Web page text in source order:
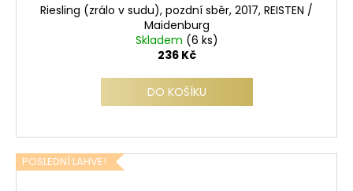
Riesling (zrálo v sudu), pozdní sběr, 2017, REISTEN /
Maidenburg
Skladem (6 ks)
236 Kč
DO KOŠÍKU
POSLEDNÍ LAHVE!